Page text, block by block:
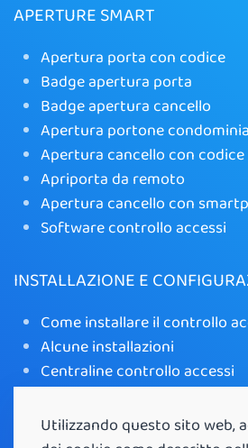
APERTURE SMART
Apertura porta con codice
Badge apertura porta
Badge apertura cancello
Apertura portone
Apertura cancello con codice
Apriporta da remoto
Apertura cancello con
Software controllo accessi
INSTALLAZIONE E
Come installare il controllo
Alcune installazioni
Centraline controllo accessi
Controllo Accessi
Utilizzando questo sito web,